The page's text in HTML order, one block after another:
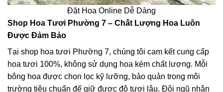
Đặt Hoa Online Dễ Dàng
Shop Hoa Tươi Phường 7 – Chất Lượng Hoa Luôn
Được Đảm Bảo
Tại shop hoa tươi Phường 7, chúng tôi cam kết cung cấp
hoa tươi 100%, không sử dụng hoa kém chất lượng. Mỗi
bông hoa được chọn lọc kỹ lưỡng, bảo quản trong môi
trường tiêu chuẩn để giữ được độ tươi lâu. Đội ngũ nhân